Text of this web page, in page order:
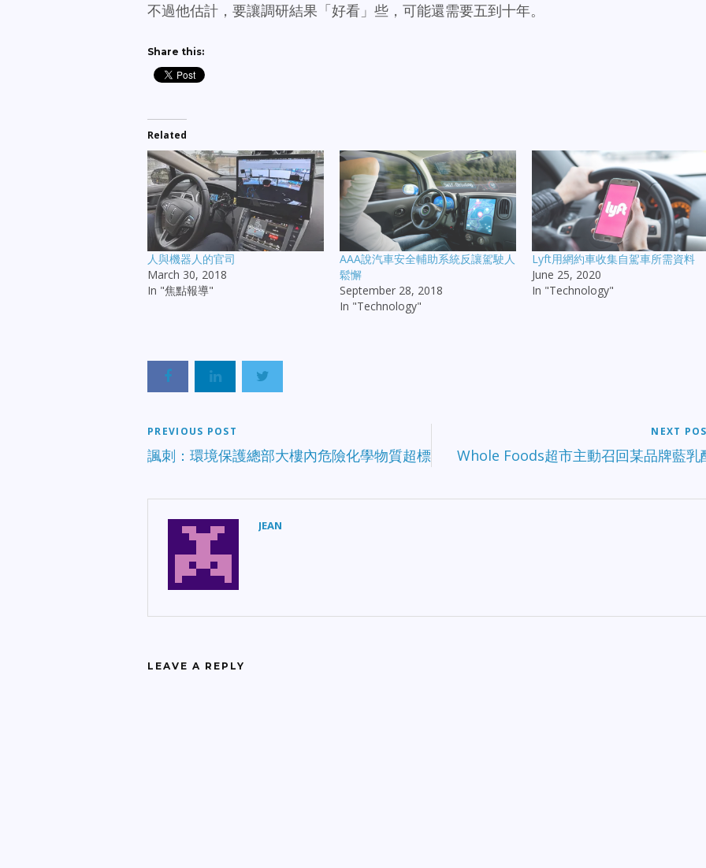
不過他估計，要讓調研結果「好看」些，可能還需要五到十年。
Share this:
Related
人與機器人的官司
March 30, 2018
In "焦點報導"
AAA說汽車安全輔助系統反讓駕駛人
鬆懈
September 28, 2018
In "Technology"
Lyft用網約車收集自駕車所需資料
June 25, 2020
In "Technology"
PREVIOUS POST
諷刺：環境保護總部大樓內危險化學物質超標
NEXT
Whole Foods超市主動召回某品牌藍乳
JEAN
LEAVE A REPLY